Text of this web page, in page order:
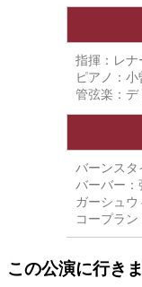
指揮：レナ
ピアノ：小
管弦楽：デ
バーンスタ
バーバー：
ガーシュ
コープラ
この公演に行き